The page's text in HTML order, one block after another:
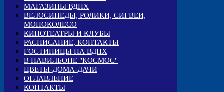
МАГАЗИНЫ ВДНХ
ВЕЛОСИПЕДЫ, РОЛИКИ, СИГВЕИ,
МОНОКОЛЕСО
КИНОТЕАТРЫ И КЛУБЫ
РАСПИСАНИЕ, КОНТАКТЫ
ГОСТИНИЦЫ НА ВДНХ
В ПАВИЛЬОНЕ "КОСМОС"
ЦВЕТЫ-ДОМА-ДАЧИ
ОГЛАВЛЕНИЕ
КОНТАКТЫ